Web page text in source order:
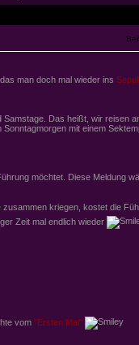
man doch mal wieder ins
Samstage. Das heißt, wir reisen
mit einem
möchtet. Diese Meldung
kriegen, kostet die
Zeit mal endlich wieder
vom "Ersten Mal"